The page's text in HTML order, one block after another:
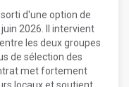
d'une option de
2026. Il intervient
les deux groupes
de sélection des
met fortement